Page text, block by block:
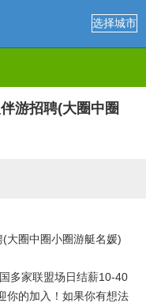
选择城市
游招聘(大圈中圈
大圈中圈小圈游艇名媛)
多家联盟场日结薪10-40
你的加入！如果你有想法